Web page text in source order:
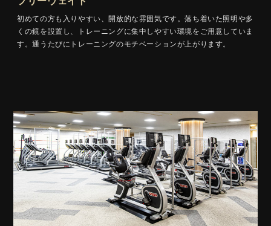
初めての方も入りやすい、開放的な雰囲気です。落ち着いた照明や多
くの鏡を設置し、トレーニングに集中しやすい環境をご用意していま
す。通うたびにトレーニングのモチベーションが上がります。